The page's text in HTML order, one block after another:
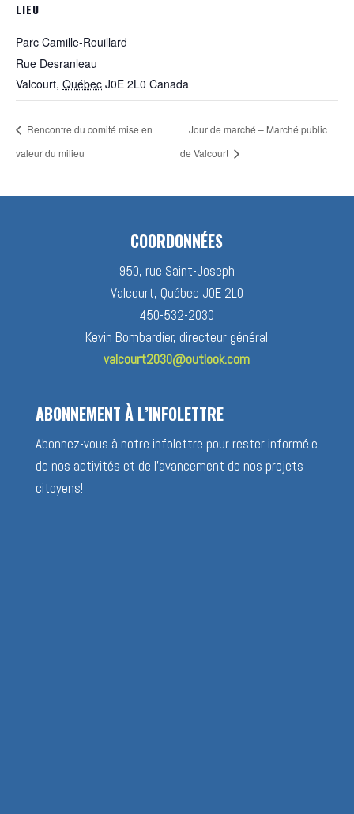
LIEU
Parc Camille-Rouillard
Rue Desranleau
Valcourt, Québec J0E 2L0 Canada
Rencontre du comité mise en
valeur du milieu
Jour de marché – Marché public
de Valcourt
COORDONNÉES
950, rue Saint-Joseph
Valcourt, Québec J0E 2L0
450-532-2030
Kevin Bombardier, directeur général
valcourt2030@outlook.com
ABONNEMENT À L’INFOLETTRE
Abonnez-vous à notre infolettre pour rester informé.e
de nos activités et de l’avancement de nos projets
citoyens!